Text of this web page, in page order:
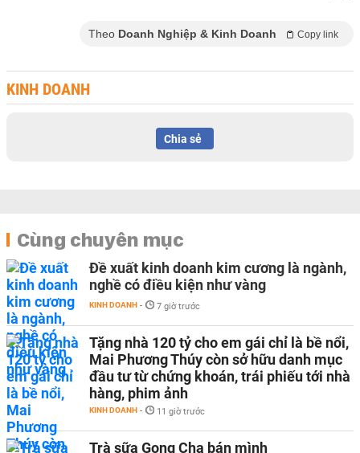
Theo Doanh Nghiệp & Kinh Doanh Copy link
KINH DOANH
Chia sẻ
Cùng chuyên mục
Đề xuất kinh doanh kim cương là ngành,
nghề có điều kiện như vàng
KINH DOANH - 7 giờ trước
Tặng nhà 120 tỷ cho em gái chỉ là bề nổi,
Mai Phương Thúy còn sở hữu danh mục
đầu tư từ chứng khoán, trái phiếu tới nhà
hàng, phim ảnh
KINH DOANH - 11 giờ trước
Trà sữa Gong Cha bán mình